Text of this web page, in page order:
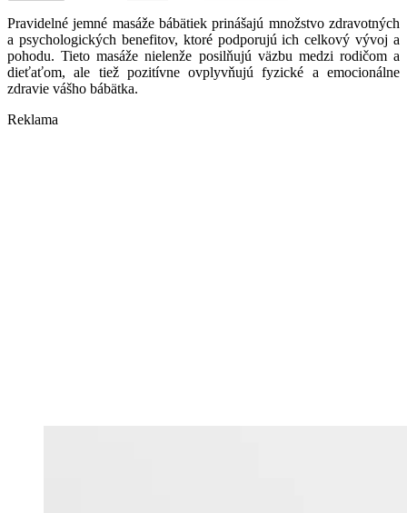
Pravidelné jemné masáže bábätiek prinášajú množstvo zdravotných
a psychologických benefitov, ktoré podporujú ich celkový vývoj a
pohodu. Tieto masáže nielenže posilňujú väzbu medzi rodičom a
dieťaťom, ale tiež pozitívne ovplyvňujú fyzické a emocionálne
zdravie vášho bábätka.
Reklama